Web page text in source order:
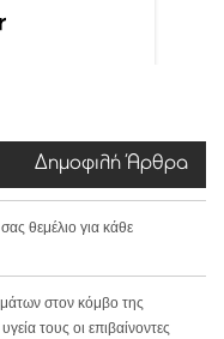
Δημοφιλή Άρθρα
θεμέλιο για κάθε
στον κόμβο της
τους οι επιβαίνοντες